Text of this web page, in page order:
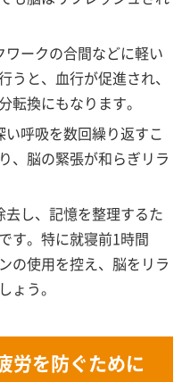
ワークの合間などに軽い
うと、血行が促進され、
転換にもなります。
い呼吸を数回繰り返すこ
、脳の緊張が和らぎリラ
去し、記憶を整理するた
す。特に就寝前1時間
の使用を控え、脳をリラ
ょう。
労を防ぐために